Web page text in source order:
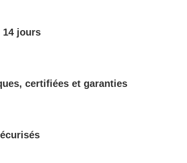
14 jours
certifiées et garanties